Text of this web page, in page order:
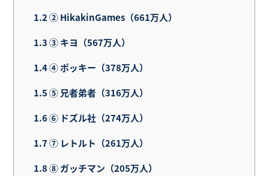
1.2② HikakinGames（661万人）
1.3③ キヨ（567万人）
1.4④ ポッキー（378万人）
1.5⑤ 兄者弟者（316万人）
1.6⑥ ドズル社（274万人）
1.7⑦ レトルト（261万人）
1.8⑧ ガッチマン（205万人）